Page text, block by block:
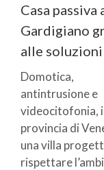
Casa passiva
Gardigiano
alle soluzioni
Domotica,
antintrusione e
videocitofonia,
provincia di
una villa
rispettare